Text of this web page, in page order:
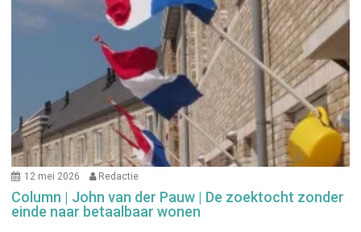
12 mei 2026 Redactie
Column | John van der Pauw | De zoektocht zonder
einde naar betaalbaar wonen